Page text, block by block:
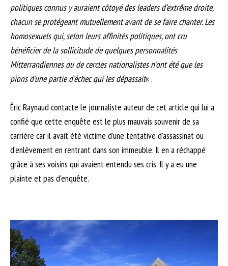
politiques connus y auraient côtoyé des leaders d’extrême droite,
chacun se protégeant mutuellement avant de se faire chanter. Les
homosexuels qui, selon leurs affinités politiques, ont cru
bénéficier de la sollicitude de quelques personnalités
Mitterrandiennes ou de cercles nationalistes n’ont été que les
pions d’une partie d’échec qui les dépassait« .
Éric Raynaud contacte le journaliste auteur de cet article qui lui a
confié que cette enquête est le plus mauvais souvenir de sa
carrière car il avait été victime d’une tentative d’assassinat ou
d’enlèvement en rentrant dans son immeuble. Il en a réchappé
grâce à ses voisins qui avaient entendu ses cris. Il y a eu une
plainte et pas d’enquête.